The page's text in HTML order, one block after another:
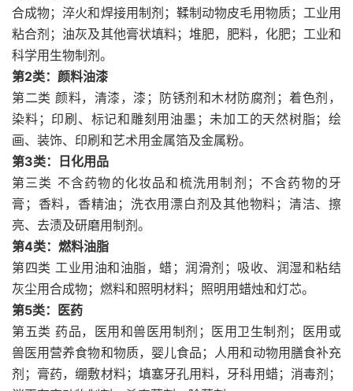
合成物；淬火和焊接用制剂；鞣制动物皮毛用物质；工业用
粘合剂；油灰及其他膏状填料；堆肥，肥料，化肥；工业和
科学用生物制剂。
第2类：颜料油漆
第二类 颜料，清漆，漆；防锈剂和木材防腐剂；着色剂，
染料；印刷、标记和雕刻用油墨；未加工的天然树脂；绘
画、装饰、印刷和艺术用金属箔及金属粉。
第3类：日化用品
第三类 不含药物的化妆品和梳洗用制剂；不含药物的牙
膏；香料，香精油；洗衣用漂白剂及其他物料；清洁、擦
亮、去渍及研磨用制剂。
第4类：燃料油脂
第四类 工业用油和油脂，蜡；润滑剂；吸收、润湿和粘结
灰尘用合成物；燃料和照明材料；照明用蜡烛和灯芯。
第5类：医药
第五类 药品，医用和兽医用制剂；医用卫生制剂；医用或
兽医用营养食物和物质，婴儿食品；人用和动物用膳食补充
剂；膏药，绷敷材料；填塞牙孔用料，牙科用蜡；消毒剂；